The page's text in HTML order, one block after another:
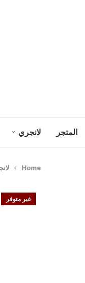
المتجر لانجري
Home
غير متوفر